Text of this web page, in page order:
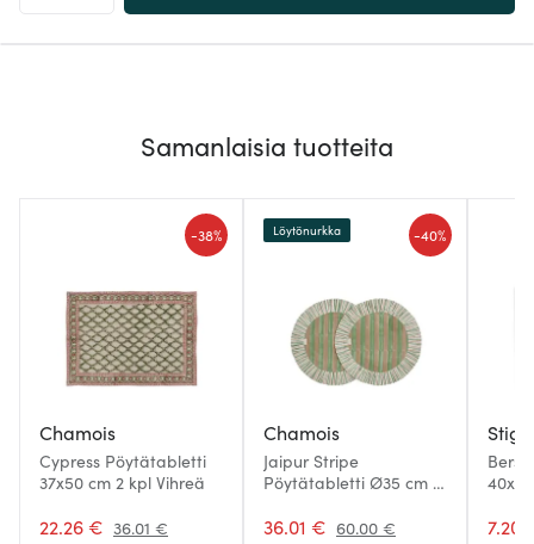
Samanlaisia tuotteita
Chamois
Cypress Pöytätabletti
37x50 cm 2 kpl Vihreä
22.26 € 36.01 €
-38%
Chamois
Jaipur Stripe
Pöytätabletti Ø35 cm 2
36.01 € 60.00 €
-40%
Löytönurkka
Stig L
7.20